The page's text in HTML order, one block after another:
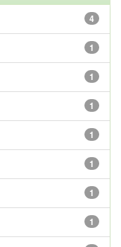
4
1
1
1
1
1
1
1